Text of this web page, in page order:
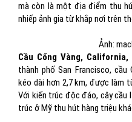
mà còn là một địa điểm thu
nhiếp ảnh gia từ khắp nơi trên
Ảnh:
Cầu Cổng Vàng, California,
thành phố San Francisco, cầu
kéo dài hơn 2,7 km, được làm
Với kiến trúc độc đáo, cây cầu
trúc ở Mỹ thu hút hàng triệu